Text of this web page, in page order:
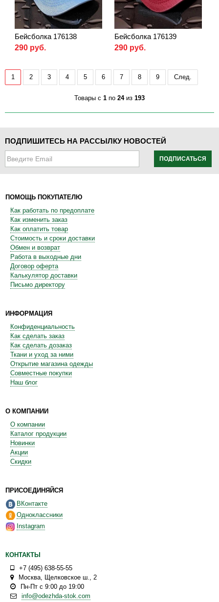
Бейсболка 176138
290 руб.
Бейсболка 176139
290 руб.
1 2 3 4 5 6 7 8 9 След.
Товары с 1 по 24из 193
ПОДПИШИТЕСЬ НА РАССЫЛКУ НОВОСТЕЙ
ПОДПИСАТЬСЯ
ПОМОЩЬ ПОКУПАТЕЛЮ
Как работать по предоплате
Как изменить заказ
Как оплатить товар
Стоимость и сроки доставки
Обмен и возврат
Работа в выходные дни
Договор оферта
Калькулятор доставки
Письмо директору
ИНФОРМАЦИЯ
Конфиденциальность
Как сделать заказ
Как сделать дозаказ
Ткани и уход за ними
Открытие магазина одежды
Совместные покупки
Наш блог
О КОМПАНИИ
О компании
Каталог продукции
Новинки
Акции
Скидки
ПРИСОЕДИНЯЙСЯ
ВКонтакте
Одноклассники
Instagram
КОНТАКТЫ
+7 (495) 638-55-55
Москва, Щелковское ш., 2
Пн-Пт с 9:00 до 19:00
info@odezhda-stok.com